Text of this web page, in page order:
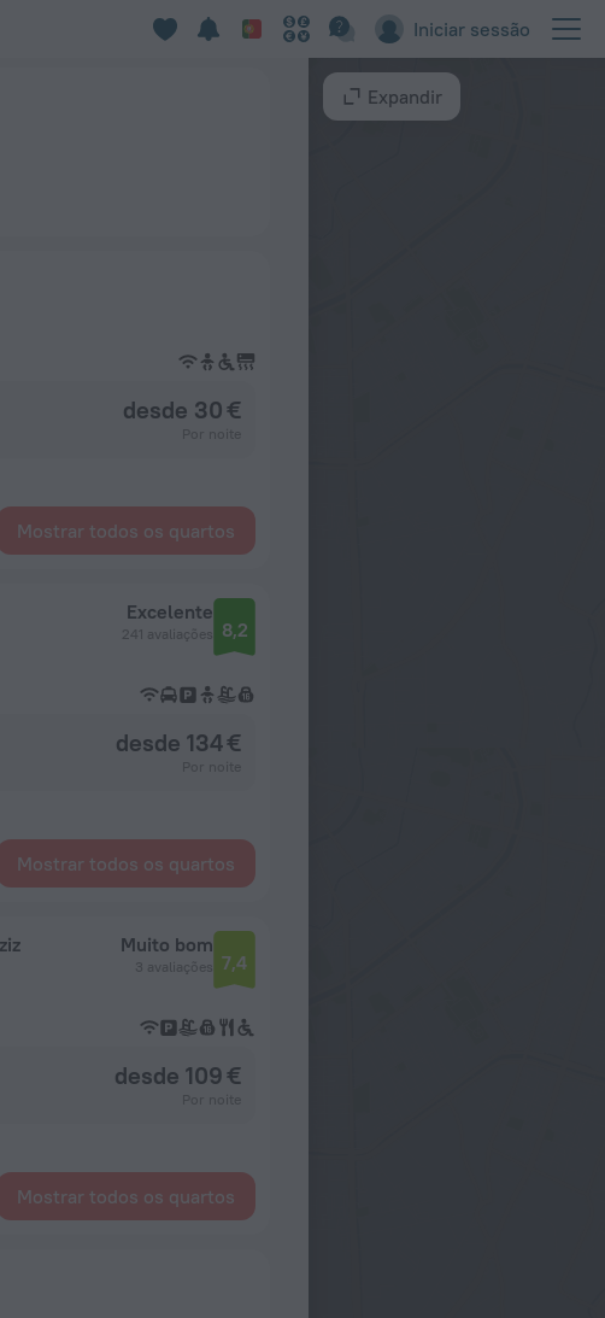
Iniciar sessão
desde 30 €
Mostrar todos os quartos
Excelente
241 avaliações 8,2
desde 134 €
Mostrar todos os quartos
Muito bom
3 avaliações 7,4
desde 109 €
Mostrar todos os quartos
Expandir